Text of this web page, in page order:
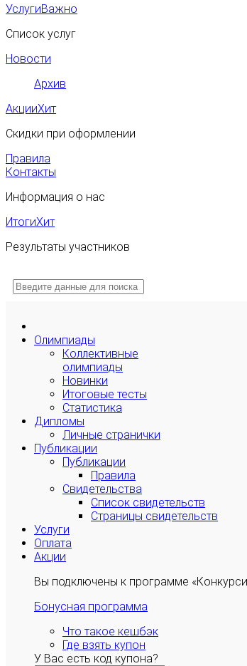
УслугиВажно
Список услуг
Новости
Архив
АкцииХит
Скидки при оформлении
Правила
Контакты
Информация о нас
ИтогиХит
Результаты участников
Олимпиады
Коллективные
олимпиады
Новинки
Итоговые тесты
Статистика
Дипломы
Личные странички
Публикации
Публикации
Правила
Свидетельства
Список свидетельств
Страницы свидетельств
Услуги
Оплата
Акции
Вы подключены к программе
Бонусная программа
Что такое кешбэк
Где взять купон
У Вас есть код купона?